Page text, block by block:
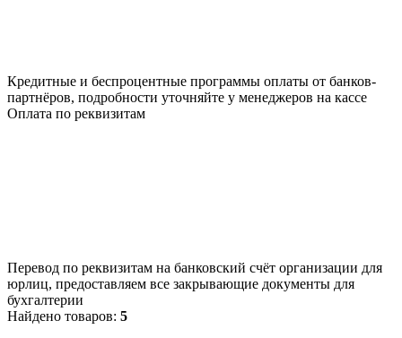
Кредитные и беспроцентные программы оплаты от банков-
партнёров, подробности уточняйте у менеджеров на кассе
Оплата по реквизитам
Перевод по реквизитам на банковский счёт организации для
юрлиц, предоставляем все закрывающие документы для
бухгалтерии
Найдено товаров: 5